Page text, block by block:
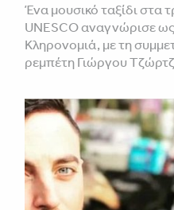
Ένα μουσικό ταξίδι στα
UNESCO αναγνώρισε ως
Κληρονομιά, με τη
ρεμπέτη Γιώργου